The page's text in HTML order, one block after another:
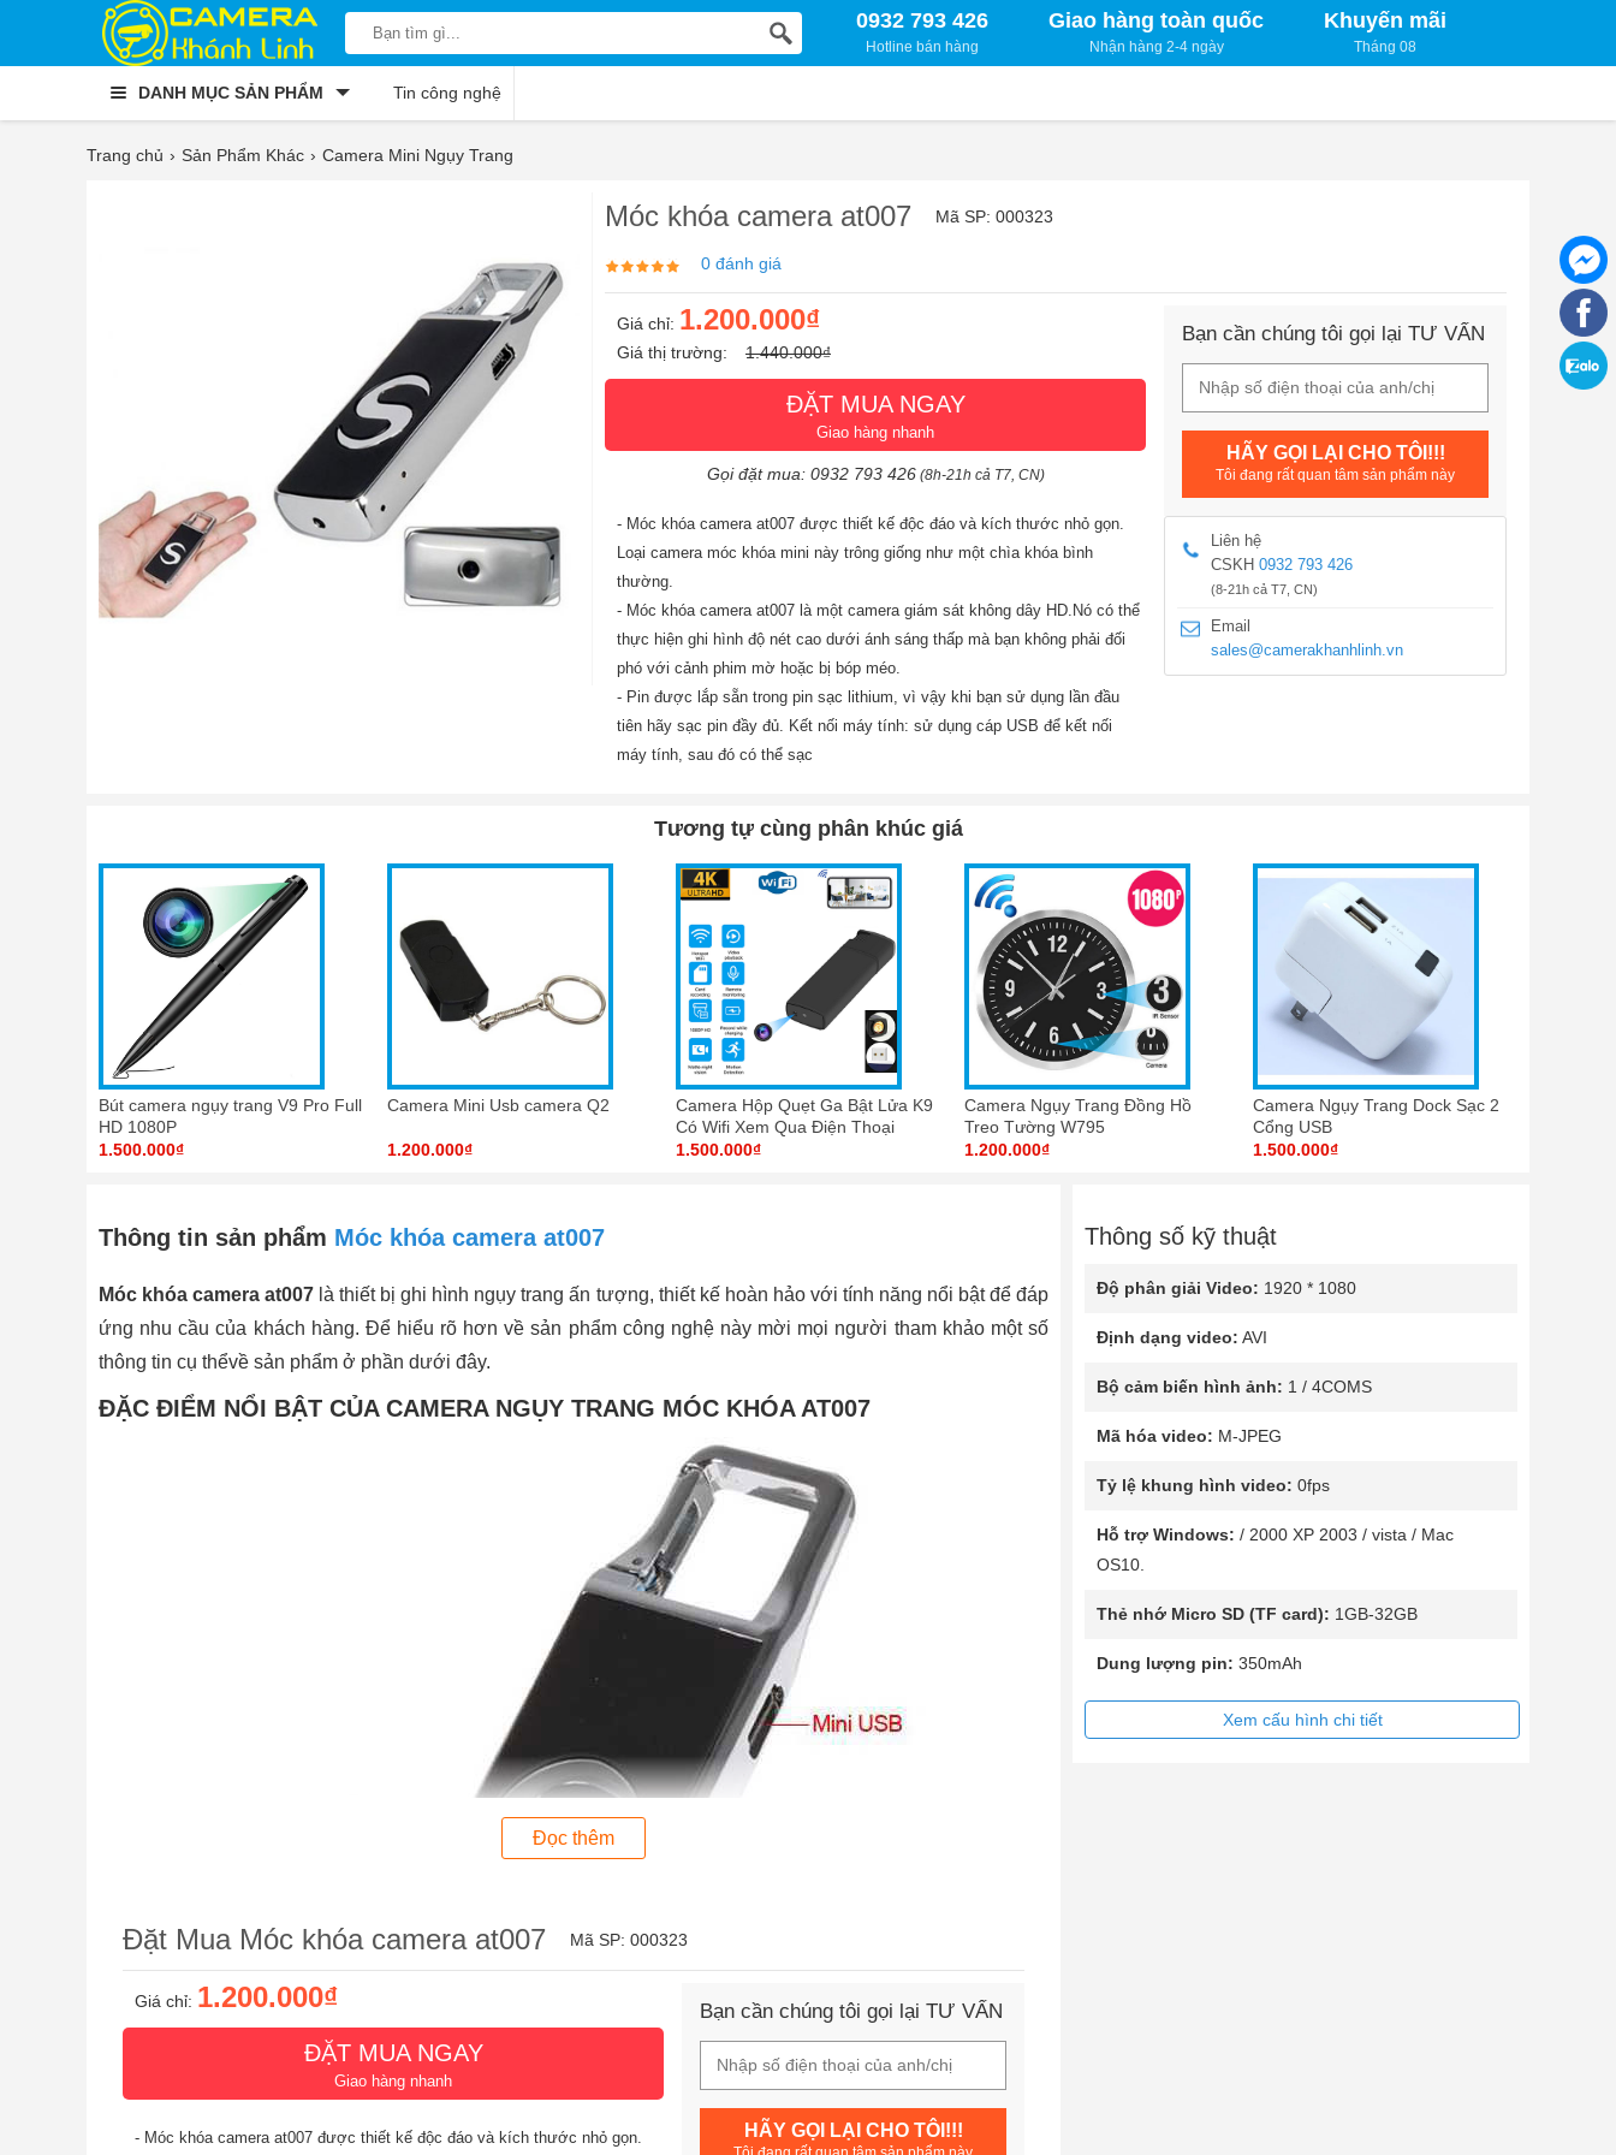
0932 793 426
Hotline bán hàng
Giao hàng toàn quốc
Nhận hàng 2-4 ngày
Khuyến mãi
Tháng 08
DANH MỤC SẢN PHẨM Tin công nghệ
Trang chủ Sản Phẩm Khác Camera Mini Ngụy Trang
Móc khóa camera at007 Mã SP: 000323
0 đánh giá
Giá chỉ: 1.200.000₫
Giá thị trường: 1.440.000₫
ĐẶT MUA NGAY
Giao hàng nhanh
Gọi đặt mua: 0932 793 426(8h-21h cả T7, CN)
- Móc khóa camera at007 được thiết kế độc đáo và kích thước nhỏ gọn.
Loại camera móc khóa mini này trông giống như một chìa khóa bình
thường.
- Móc khóa camera at007 là một camera giám sát không dây HD.Nó có thể
thực hiện ghi hình độ nét cao dưới ánh sáng thấp mà bạn không phải đối
phó với cảnh phim mờ hoặc bị bóp méo.
- Pin được lắp sẵn trong pin sạc lithium, vì vậy khi bạn sử dụng lần đầu
tiên hãy sạc pin đầy đủ. Kết nối máy tính: sử dụng cáp USB để kết nối
máy tính, sau đó có thể sạc
Bạn cần chúng tôi gọi lại TƯ VẤN
HÃY GỌI LẠI CHO TÔI!!!
Tôi đang rất quan tâm sản phẩm này
Liên hệ
CSKH 0932 793 426
(8-21h cả T7, CN)
Email
sales@camerakhanhlinh.vn
Tương tự cùng phân khúc giá
Bút camera ngụy trang V9 Pro Full
HD 1080P
1.500.000₫
Camera Mini Usb camera Q2
1.200.000₫
Camera Hộp Quẹt Ga Bật Lửa K9
Có Wifi Xem Qua Điện Thoại
1.500.000₫
Camera Ngụy Trang Đồng Hồ
Treo Tường W795
1.200.000₫
Camera Ngụy Trang Dock Sạc 2
Cổng USB
1.500.000₫
Thông tin sản phẩm Móc khóa camera at007
Móc khóa camera at007 là thiết bị ghi hình ngụy trang ấn tượng, thiết kế hoàn hảo với tính năng nổi bật để đáp
ứng nhu cầu của khách hàng. Để hiểu rõ hơn về sản phẩm công nghệ này mời mọi người tham khảo một số
thông tin cụ thểvề sản phẩm ở phần dưới đây.
ĐẶC ĐIỂM NỔI BẬT CỦA CAMERA NGỤY TRANG MÓC KHÓA AT007
Đọc thêm
Đặt Mua Móc khóa camera at007 Mã SP: 000323
Giá chỉ: 1.200.000₫
ĐẶT MUA NGAY
Giao hàng nhanh
- Móc khóa camera at007 được thiết kế độc đáo và kích thước nhỏ gọn.
Bạn cần chúng tôi gọi lại TƯ VẤN
HÃY GỌI LẠI CHO TÔI!!!
Thông số kỹ thuật
Độ phân giải Video: 1920 * 1080
Định dạng video: AVI
Bộ cảm biến hình ảnh: 1 / 4COMS
Mã hóa video: M-JPEG
Tỷ lệ khung hình video: 0fps
Hỗ trợ Windows: / 2000 XP 2003 / vista / Mac
OS10.
Thẻ nhớ Micro SD (TF card): 1GB-32GB
Dung lượng pin: 350mAh
Xem cấu hình chi tiết